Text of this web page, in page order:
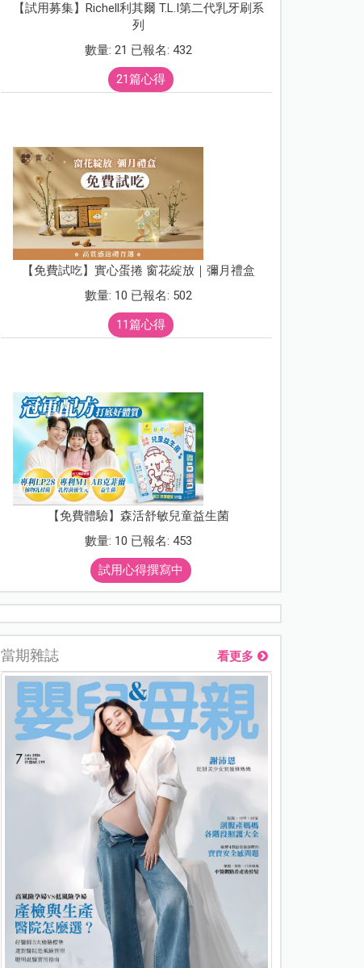
【試用募集】Richell利其爾 T.L.I第二代乳牙刷系
列
數量: 21 已報名: 432
21篇心得
【免費試吃】實心蛋捲 窗花綻放｜彌月禮盒
數量: 10 已報名: 502
11篇心得
【免費體驗】森活舒敏兒童益生菌
數量: 10 已報名: 453
試用心得撰寫中
當期雜誌 看更多